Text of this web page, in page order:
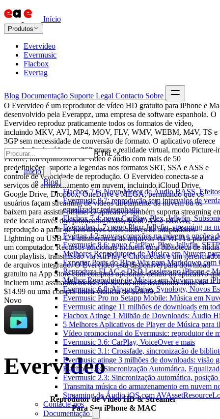
Início
Produtos
Evervideo
Evermusic
Flacbox
Evertag
Blog Documentação Suporte Legal Contacto Sobre
CTRL K
Início
Blog
Flacbox 7.6: Novo Motor de Áudio BASS,
Evermusic 8.7: reprodução sem intervalos de
equalizador redesenhado
Flacbox 7.4: novo CarPlay, Plex, Jellyfin,
Evervideo 1.7: novo Plex, Jellyfin, streaming na
Evertag 4.2: novas conexões na nuvem e opções
Evermusic 8.6: novo CarPlay, Plex, Jellyfin,
Melhores Reprodutores de Música em Nuvem
Exportar Posts do Blog Wix para Markdown com
Reproduza FLAC e DSD Lossless no iPhone e
Melhor Reprodutor de Música em Nuvem para
Evermusic 6.8: Aliyun Drive, Synology, Novos
Evermusic Pro no Setapp Mobile: Música em
Evermusic atinge 11 milhões de downloads em
Flacbox Atinge 1 Milhão de Downloads: Áudio
5 Melhores Aplicativos de Player de Música para
Vídeo promocional do Evermusic: reprodutor de
Evermusic 3.6: CarPlay, VoiceOver e mais
Evermusic 3.1: Crossfade, sincronização de
Evermusic atinge 3 milhões de downloads: visão
Flacbox 1.6: Sincronização Automática,
Evermusic 2.3: Sincronização automática, posição
Transmita música do armazenamento em nuvem
Streaming de Áudio iOS com
Contacte-nos
Documentação
O Evervideo é um reprodutor de vídeo HD gratuito para iPhone e
desenvolvido pela Everappz, uma empresa de software espanhola. O
Evervideo reproduz praticamente todos os formatos de vídeo,
incluindo MKV, AVI, MP4, MOV, FLV, WMV, WEBM, M4V, TS e
3GP sem necessidade de conversão de formato. O aplicativo oferece
reprodução de vídeo em 360 graus e realidade virtual, modo Picture-
Picture, um equalizador de vídeo e áudio com mais de 50
predefinições, suporte a legendas nos formatos SRT, SSA e ASS e
controle de velocidade de reprodução. O Evervideo conecta-se a
serviços de armazenamento em nuvem, incluindo iCloud Drive,
Google Drive, Dropbox, OneDrive e MEGA, permitindo que os
usuários façam streaming de vídeos diretamente da nuvem ou os
baixem para assistir offline. O aplicativo também suporta streaming
rede local através dos protocolos SMB, WebDAV e DLNA,
reprodução a partir de pen drives USB através de adaptadores
Lightning ou USB-C e transferência de arquivos via Wi-Fi a partir de
um computador. Recursos adicionais incluem uma biblioteca de mídia
com playlists, transmissão via AirPlay e Chromecast e um gerenciador
de arquivos integrado. O Evervideo está disponível para download
gratuito na App Store com compras opcionais dentro do aplicativo
incluem uma assinatura mensal de $2.99, uma assinatura anual de
$14.99 ou uma compra única vitalícia de $29.99.
Novo
Evervideo
Reprodutor de Vídeo HD & Streamer
Para Seu iPhone & MAC